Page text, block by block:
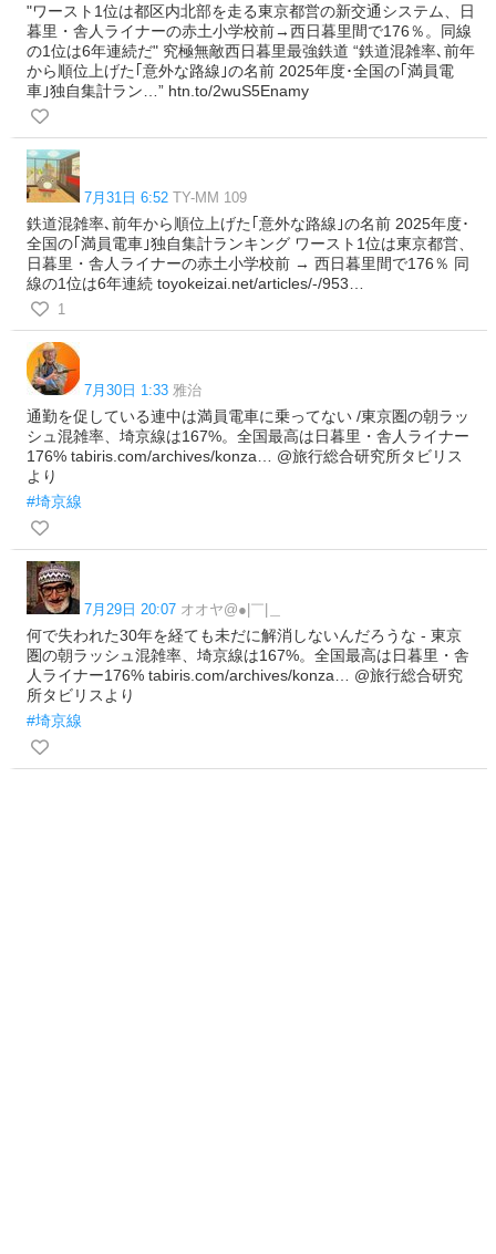
"ワースト1位は都区内北部を走る東京都営の新交通システム、日
暮里・舎人ライナーの赤土小学校前→西日暮里間で176％。同線
の1位は6年連続だ" 究極無敵西日暮里最強鉄道 “鉄道混雑率､前年
から順位上げた｢意外な路線｣の名前 2025年度･全国の｢満員電
車｣独自集計ラン…” htn.to/2wuS5Enamy
7月31日 6:52 TY-MM 109
鉄道混雑率､前年から順位上げた｢意外な路線｣の名前 2025年度･
全国の｢満員電車｣独自集計ランキング ワースト1位は東京都営、
日暮里・舎人ライナーの赤土小学校前 → 西日暮里間で176％ 同
線の1位は6年連続 toyokeizai.net/articles/-/953…
1
7月30日 1:33 雅治
通勤を促している連中は満員電車に乗ってない /東京圏の朝ラッ
シュ混雑率、埼京線は167%。全国最高は日暮里・舎人ライナー
176% tabiris.com/archives/konza… @旅行総合研究所タビリス
より
#埼京線
7月29日 20:07 オオヤ@●|￣|＿
何で失われた30年を経ても未だに解消しないんだろうな - 東京
圏の朝ラッシュ混雑率、埼京線は167%。全国最高は日暮里・舎
人ライナー176% tabiris.com/archives/konza… @旅行総合研究
所タビリスより
#埼京線